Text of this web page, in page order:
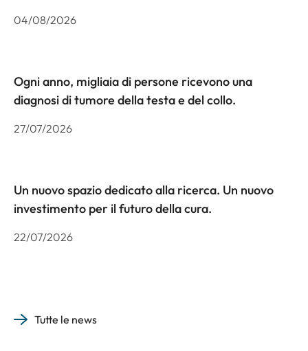
04/08/2026
Ogni anno, migliaia di persone ricevono una
diagnosi di tumore della testa e del collo.
27/07/2026
Un nuovo spazio dedicato alla ricerca. Un nuovo
investimento per il futuro della cura.
22/07/2026
Tutte le news